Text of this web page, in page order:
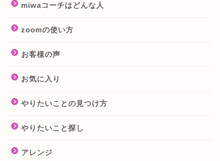
miwaコーチはどんな人
zoomの使い方
お客様の声
お気に入り
やりたいことの見つけ方
やりたいこと探し
アレンジ